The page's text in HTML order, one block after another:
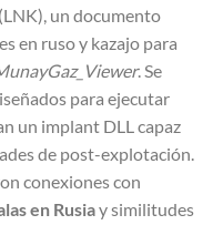
un documento
en ruso y kazajo para
. Se
para ejecutar
un implant DLL capaz
de post-explotación.
conexiones con
en Rusiay similitudes